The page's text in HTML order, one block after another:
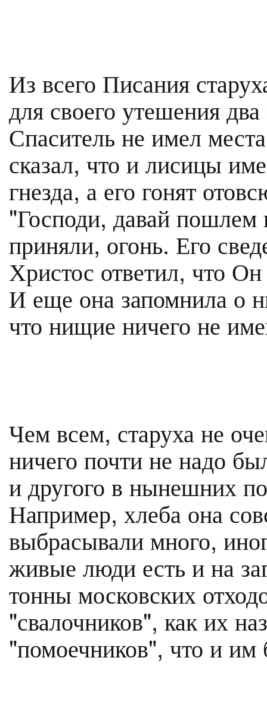
Из всего Писания
для своего утешения
Спаситель не имел
сказал, что и лисицы
гнезда, а его гонят
"Господи, давай пошлем
приняли, огонь. Его
Христос ответил, что
И еще она запомнила о
что нищие ничего не
Чем всем, старуха не
ничего почти не надо
и другого в нынешних
Например, хлеба она
выбрасывали много,
живые люди есть и на
тонны московских
"свалочников", как их
"помоечников", что и им